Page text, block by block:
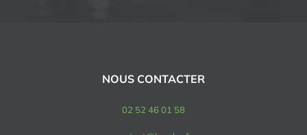
NOUS CONTACTER
02 52 46 01 58